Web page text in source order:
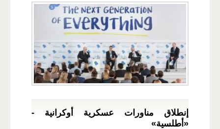
إنطلاق مناورات عسكرية أوكرانية -
«أطلسية»